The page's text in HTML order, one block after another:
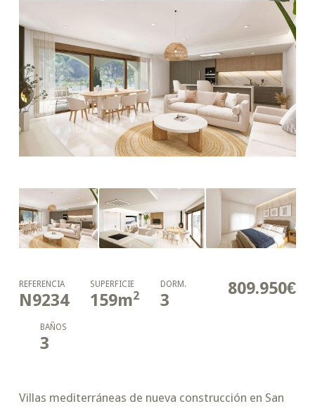
809.950€
REFERENCIA
N9234
SUPERFICIE
159m2
DORM.
3
BAÑOS
3
Villas mediterráneas de nueva construcción en San